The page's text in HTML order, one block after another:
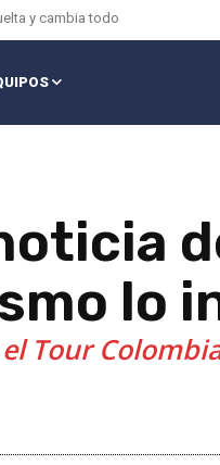
y cambia todo
lo
Tour